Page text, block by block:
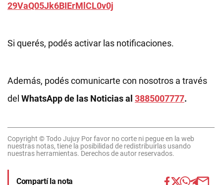
29VaQ05Jk6BIErMlCL0v0j
Si querés, podés activar las notificaciones.
Además, podés comunicarte con nosotros a través
del WhatsApp de las Noticias al 3885007777.
Copyright © Todo Jujuy Por favor no corte ni pegue en la web
nuestras notas, tiene la posibilidad de redistribuirlas usando
nuestras herramientas. Derechos de autor reservados.
Compartí la nota